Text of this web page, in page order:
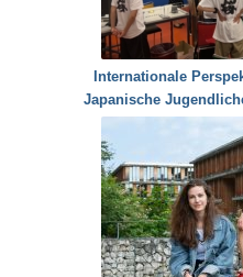
Internationale
Japanische